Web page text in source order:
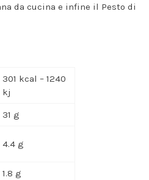
da cucina e infine il Pesto di
301 kcal – 1240
kj
31 g
4.4 g
1.8 g